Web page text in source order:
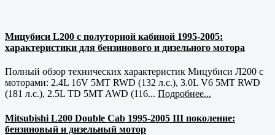
Мицубиси L200 с полуторной кабиной 1995-2005:
характеристики для бензинового и дизельного мотора
Полный обзор технических характеристик Мицубиси Л200 с
моторами: 2.4L 16V 5MT RWD (132 л.с.), 3.0L V6 5MT RWD
(181 л.с.), 2.5L TD 5MT AWD (116... Подробнее...
Mitsubishi L200 Double Cab 1995-2005 III поколение:
бензиновый и дизельный мотор